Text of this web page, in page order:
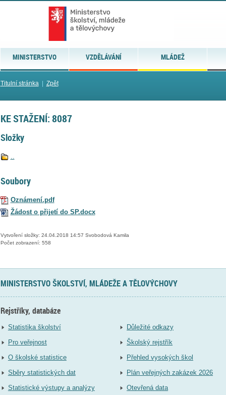
MINISTERSTVO VZDĚLÁVÁNÍ MLÁDEŽ
Titulní stránka| Zpět
KE STAŽENÍ: 8087
Složky
..
Soubory
Oznámení.pdf
Žádost o přijetí do SP.docx
Vytvoření složky: 24.04.2018 14:57 Svobodová Kamila
Počet zobrazení: 558
MINISTERSTVO ŠKOLSTVÍ, MLÁDEŽE A TĚLOVÝCHOVY
Rejstříky, databáze
Statistika školství
Pro veřejnost
O školské statistice
Sběry statistických dat
Statistické výstupy a analýzy
Důležité odkazy
Školský rejstřík
Přehled vysokých škol
Plán veřejných zakázek 2026
Otevřená data